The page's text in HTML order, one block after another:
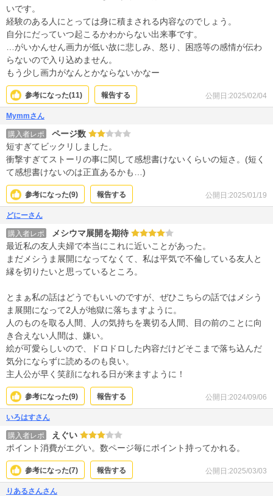
いです。
経験のある人にとっては身に積まされる内容なのでしょう。
自分にだっていつ起こるかわからない出来事です。
…がいかんせん画力が低い故に悲しみ、怒り、困惑等の感情が伝わ
らないので入り込めません。
もう少し画力がなんとかならないかなー
公開日:2025/02/04
参考になった(11) 報告する
Mymmさん
購入者レポ
ページ数
短すぎてビックリしました。
衝撃すぎてストーリの事に関して感想書けないくらいの短さ。(短く
て感想書けないのは正直あるかも…)
公開日:2025/01/19
参考になった(9) 報告する
どにーさん
購入者レポ
メシウマ展開を期待
最近私の友人夫婦で本当にこれに近いことがあった。
まだメシうま展開になってなくて、私は平気で不倫している友人と
縁を切りたいと思っているところ。
とまぁ私の話はどうでもいいのですが、ぜひこちらの話ではメシう
ま展開になって2人が地獄に落ちますように。
人のものを取る人間、人の気持ちを裏切る人間、目の前のことに向
き合えない人間は、嫌い。
絵が可愛らしいので、ドロドロした内容だけどそこまで落ち込んだ
気分にならずに読めるのも良い。
主人公が早く笑顔になれる日が来ますように！
公開日:2024/09/06
参考になった(9) 報告する
いろはすさん
購入者レポ
えぐい
ポイント消費がエグい。数ページ毎にポイント持ってかれる。
公開日:2025/03/03
参考になった(7) 報告する
りあるさんさん